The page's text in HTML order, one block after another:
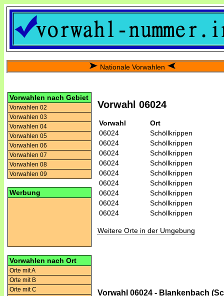
Nationale Vorwahlen
Vorwahlen nach Gebiet
Vorwahlen 02
Vorwahlen 03
Vorwahlen 04
Vorwahlen 05
Vorwahlen 06
Vorwahlen 07
Vorwahlen 08
Vorwahlen 09
Werbung
Vorwahlen nach Ort
Orte mit A
Orte mit B
Orte mit C
Vorwahl 06024
Vorwahl
Ort
06024
Schöllkrippen
06024
Schöllkrippen
06024
Schöllkrippen
06024
Schöllkrippen
06024
Schöllkrippen
06024
Schöllkrippen
06024
Schöllkrippen
06024
Schöllkrippen
06024
Schöllkrippen
Weitere Orte in der Umgebung
Vorwahl 06024 - Blankenbach